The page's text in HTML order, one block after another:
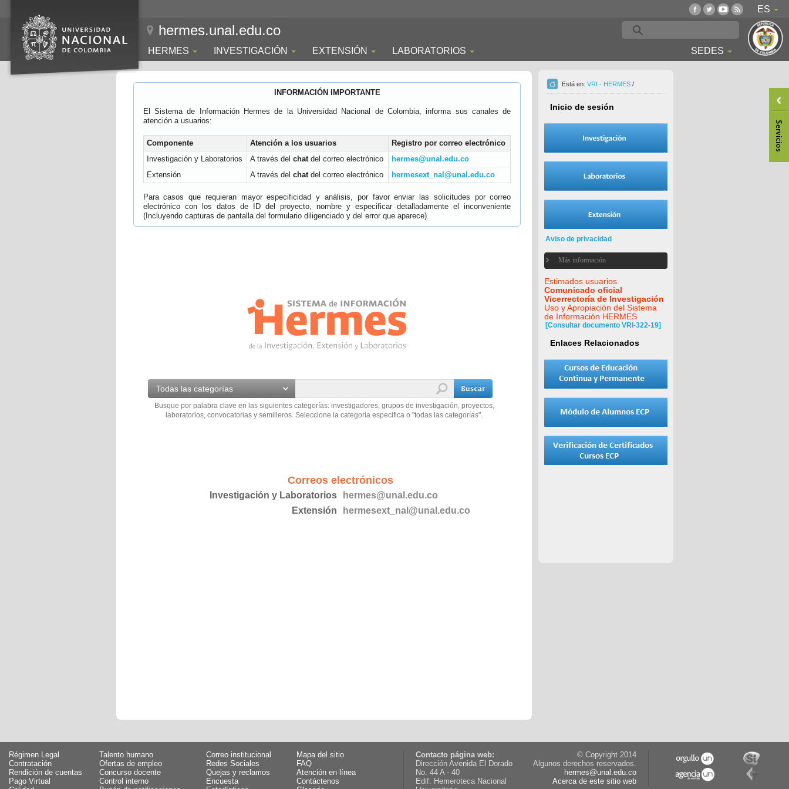
ES
hermes.unal.edu.co
HERMES INVESTIGACIÓN EXTENSIÓN LABORATORIOS SEDES
INFORMACIÓN IMPORTANTE
El Sistema de Información Hermes de la Universidad Nacional de Colombia, informa sus canales de
atención a usuarios:
Componente Atención a los usuarios
Registro por correo electrónico
Investigación y Laboratorios
A través del chatdel correo electrónico
hermes@unal.edu.co
Extensión
A través del chatdel correo electrónico hermesext_nal@unal.edu.co
Para casos que requieran mayor especificidad y análisis, por favor enviar las solicitudes por correo
electrónico con los datos de ID del proyecto, nombre y especificar detalladamente el inconveniente
(Incluyendo capturas de pantalla del formulario diligenciado y del error que aparece).
Todas las categorías
Busque por palabra clave en las siguientes categorías: investigadores, grupos de investigación, proyectos,
laboratorios, convocatorias y semilleros. Seleccione la categoría especifica o "todas las categorías".
Correos electrónicos
Investigación y Laboratorios
hermes@unal.edu.co
Extensión
hermesext_nal@unal.edu.co
Está en: VRI - HERMES /
Inicio de sesión
Aviso de privacidad
Más información
Estimados usuarios.
Comunicado oficial
Vicerrectoría de Investigación
Uso y Apropiación del Sistema
de Información HERMES
[Consultar documento VRI-322-19]
Enlaces Relacionados
Régimen Legal
Talento humano
Contratación
Ofertas de empleo
Rendición de cuentas
Concurso docente
Pago Virtual
Control interno
Correo institucional
Mapa del sitio
Redes Sociales
FAQ
Quejas y reclamos
Atención en línea
Encuesta
Contáctenos
Contacto página web:
Dirección Avenida El Dorado
No. 44 A - 40
Edif. Hemeroteca Nacional
© Copyright 2014
Algunos derechos reservados.
hermes@unal.edu.co
Acerca de este sitio web